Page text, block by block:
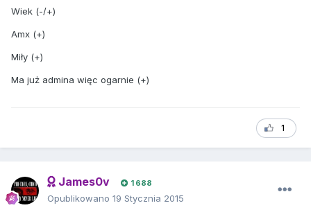
Wiek (-/+)
Amx (+)
Miły (+)
Ma już admina więc ogarnie (+)
1
James0v 1 688
Opublikowano 19 Stycznia 2015